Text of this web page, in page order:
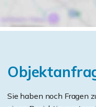
Sie haben noch Fragen